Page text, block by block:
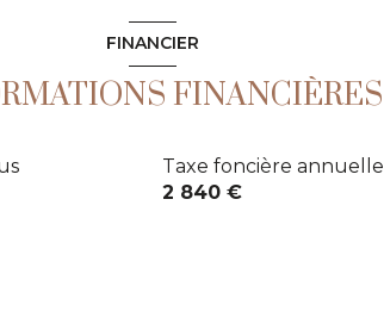
quartier sinopolis
FINANCIER
FINANCIÈRES
Taxe foncière annuelle
2 840 €